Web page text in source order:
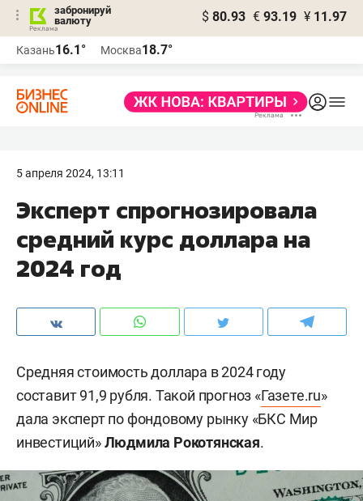
забронируй
валюту
$ 80.93 € 93.19 ¥ 11.97
Казань16.1° Москва18.7°
5 апреля 2024, 13:11
Эксперт спрогнозировала
средний курс доллара на
2024 год
Средняя стоимость доллара в 2024 году
составит 91,9 рубля. Такой прогноз «Газете.ru»
дала эксперт по фондовому рынку «БКС Мир
инвестиций»Людмила Рокотянская.